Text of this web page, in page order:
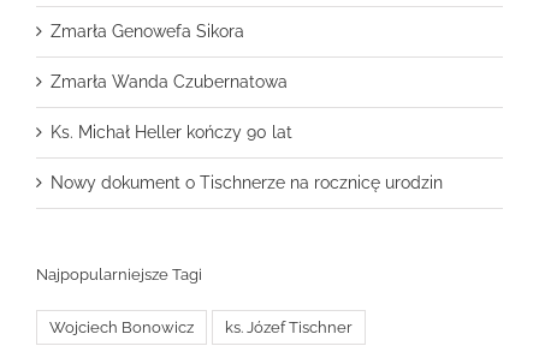
Zmarła Genowefa Sikora
Zmarła Wanda Czubernatowa
Ks. Michał Heller kończy 90 lat
Nowy dokument o Tischnerze na rocznicę urodzin
Najpopularniejsze Tagi
Wojciech Bonowicz ks. Józef Tischner